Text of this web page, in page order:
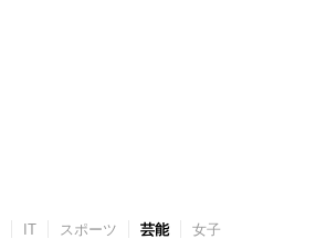
IT スポーツ 芸能 女子